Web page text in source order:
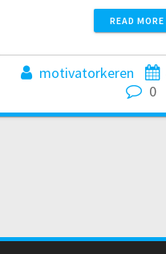
READ MORE
motivatorkeren
0